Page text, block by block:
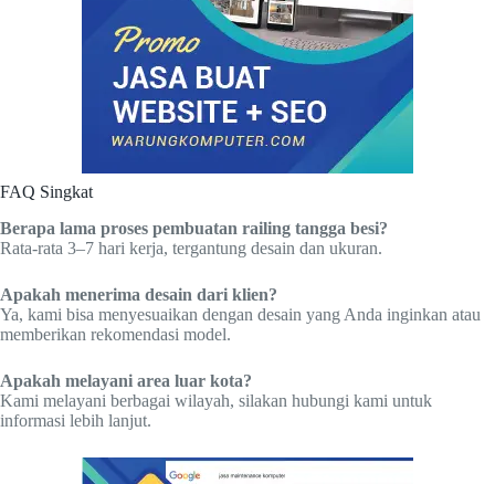
FAQ Singkat
Berapa lama proses pembuatan railing tangga besi?
Rata-rata 3–7 hari kerja, tergantung desain dan ukuran.
Apakah menerima desain dari klien?
Ya, kami bisa menyesuaikan dengan desain yang Anda inginkan atau
memberikan rekomendasi model.
Apakah melayani area luar kota?
Kami melayani berbagai wilayah, silakan hubungi kami untuk
informasi lebih lanjut.